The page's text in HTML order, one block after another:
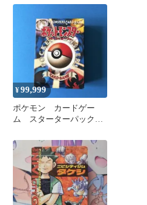
¥99,999
ポケモン カードゲー
ム スターターパック
少 レア